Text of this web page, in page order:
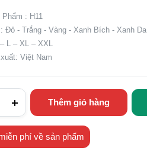
Phẩm : H11
Đỏ - Trắng - Vàng - Xanh Bích - Xanh Da
L – XL – XXL
Việt Nam
Thêm giỏ hàng
phí về sản phẩm